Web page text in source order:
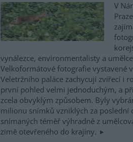
V
vynálezce, environmentalisty a
Velkoformátové fotografie vystavené
Veletržního paláce zachycují zvířecí i
první pohled velmi jednoduchým, a
zcela obvyklým způsobem. Byly
milionu snímků vzniklých za poslední
snímaných téměř výhradně z
zimě otevřeného do krajiny.